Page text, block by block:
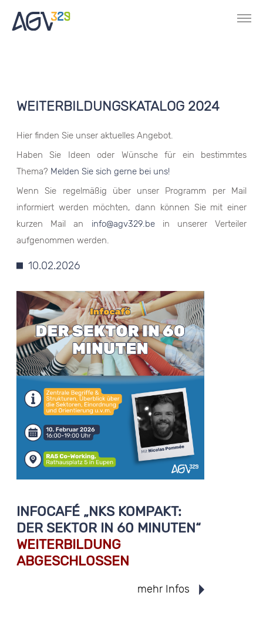
WEITERBILDUNGSKATALOG 2024
Hier finden Sie unser aktuelles Angebot.
Haben Sie Ideen oder Wünsche für ein bestimmtes
Thema? Melden Sie sich gerne bei uns!
Wenn Sie regelmäßig über unser Programm per Mail
informiert werden möchten, dann können Sie mit einer
kurzen Mail an info@agv329.bein unserer Verteiler
aufgenommen werden.
10.02.2026
INFOCAFÉ „NKS KOMPAKT:
DER SEKTOR IN 60 MINUTEN“
WEITERBILDUNG
ABGESCHLOSSEN
mehr Infos